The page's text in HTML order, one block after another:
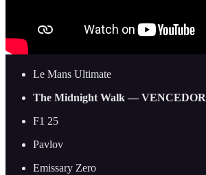
Le Mans Ultimate
The Midnight Walk — VENCEDOR
F1 25
Pavlov
Emissary Zero